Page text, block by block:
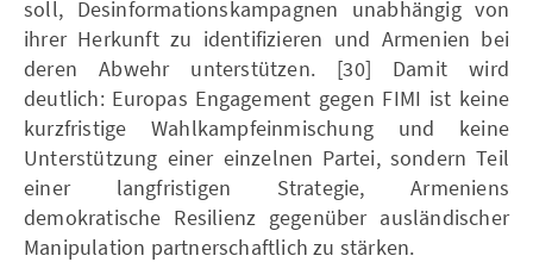
soll, Desinformationskampagnen unabhängig von
ihrer Herkunft zu identifizieren und Armenien bei
deren Abwehr unterstützen. [30] Damit wird
deutlich: Europas Engagement gegen FIMI ist keine
kurzfristige Wahlkampfeinmischung und keine
Unterstützung einer einzelnen Partei, sondern Teil
einer langfristigen Strategie, Armeniens
demokratische Resilienz gegenüber ausländischer
Manipulation partnerschaftlich zu stärken.